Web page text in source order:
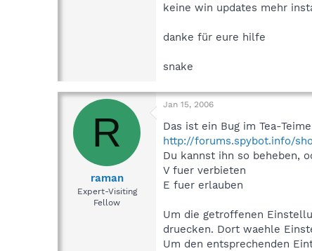
keine win updates mehr
danke für eure hilfe
snake
R
raman
Expert-Visiting
Fellow
Jan 15, 2006
Das ist ein Bug im Tea-
http://forums.spybot.info/
Du kannst ihn so beheben,
V fuer verbieten
E fuer erlauben
Um die getroffenen
druecken. Dort waehle
Um den entsprechenden